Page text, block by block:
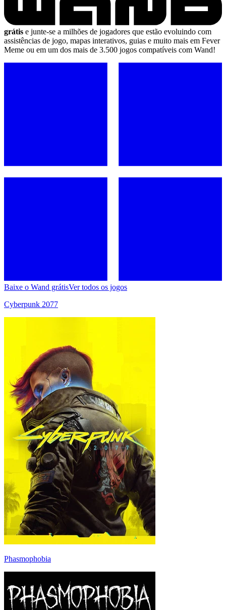
grátis e junte-se a milhões de jogadores que estão evoluindo com
assistências de jogo, mapas interativos, guias e muito mais em Fever
Meme ou em um dos mais de 3.500 jogos compatíveis com Wand!
Baixe o Wand grátisVer todos os jogos
Cyberpunk 2077
Phasmophobia